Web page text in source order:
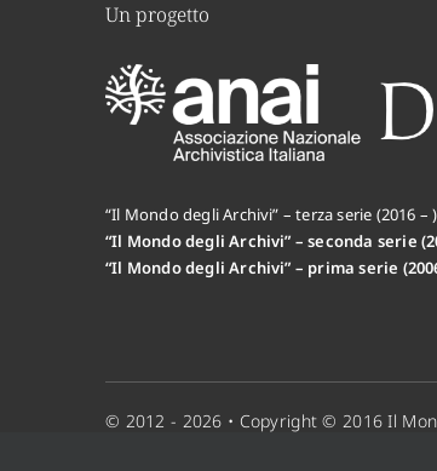
Un progetto
“Il Mondo degli Archivi” – terza serie (2016 – )
“Il Mondo degli Archivi” – seconda serie
“Il Mondo degli Archivi” – prima serie
© 2012 - 2026 • Copyright © 2016 Il